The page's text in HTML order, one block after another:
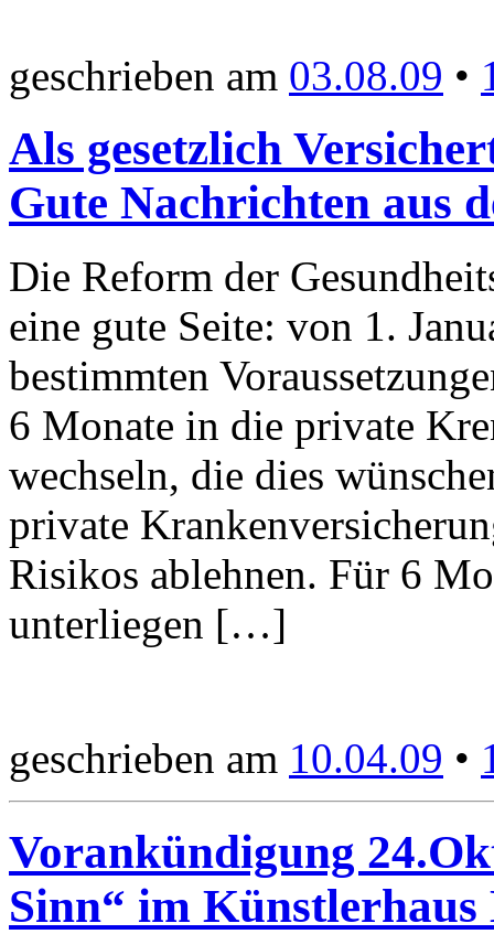
geschrieben am 03.08.09 •
Als gesetzlich
Gute Nachrichten aus
Die Reform der
eine gute Seite: von 1.
bestimmten
6 Monate in die private
wechseln, die dies
private
Risikos ablehnen. Für 6
unterliegen […]
geschrieben am 10.04.09 •
Vorankündigung
Sinn“ im Künstlerhaus